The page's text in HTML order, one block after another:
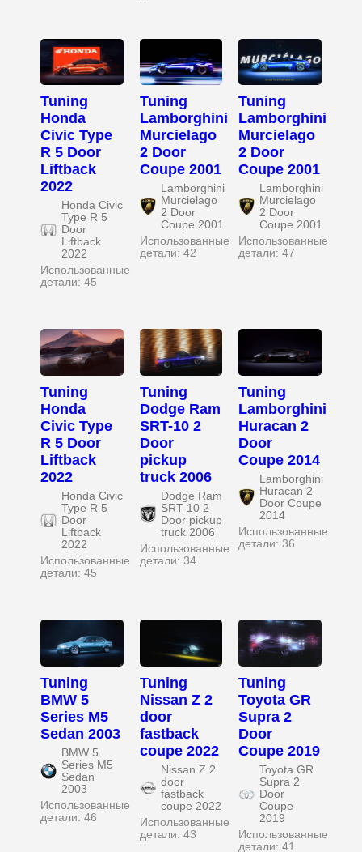
Tuning
Honda
Civic Type
R 5 Door
Liftback
2022
Honda Civic
Type R 5
Door
Liftback
2022
Использованные
детали: 45
Tuning
Lamborghini
Murcielago
2 Door
Coupe 2001
Lamborghini
Murcielago
2 Door
Coupe 2001
Использованные
детали: 42
Tuning
Lamborghini
Murcielago
2 Door
Coupe 2001
Lamborghini
Murcielago
2 Door
Coupe 2001
Использованные
детали: 47
Tuning
Honda
Civic Type
R 5 Door
Liftback
2022
Honda Civic
Type R 5
Door
Liftback
2022
Использованные
детали: 45
Tuning
Dodge Ram
SRT-10 2
Door
pickup
truck 2006
Dodge Ram
SRT-10 2
Door pickup
truck 2006
Использованные
детали: 34
Tuning
Lamborghini
Huracan 2
Door
Coupe 2014
Lamborghini
Huracan 2
Door Coupe
2014
Использованные
детали: 36
Tuning
BMW 5
Series M5
Sedan 2003
BMW 5
Series M5
Sedan
2003
Использованные
детали: 46
Tuning
Nissan Z 2
door
fastback
coupe 2022
Nissan Z 2
door
fastback
coupe 2022
Использованные
детали: 43
Tuning
Toyota GR
Supra 2
Door
Coupe 2019
Toyota GR
Supra 2
Door
Coupe
2019
Использованные
детали: 41